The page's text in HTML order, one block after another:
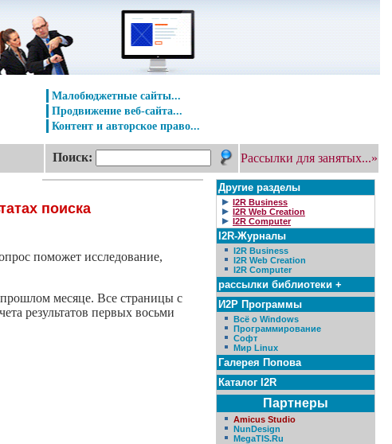
Малобюджетные сайты...
Продвижение веб-сайта...
Контент и авторское право...
Поиск: Рассылки для занятых...»
поиска
поможет исследование,
прошлом месяце. Все страницы с
результатов первых восьми
Другие разделы
I2R Business
I2R Web Creation
I2R Computer
I2R-Журналы
I2R Business
I2R Web Creation
I2R Computer
рассылки библиотеки +
И2Р Программы
Всё о Windows
Программирование
Софт
Мир Linux
Галерея Попова
Каталог I2R
Партнеры
Amicus Studio
NunDesign
MegaTIS.Ru